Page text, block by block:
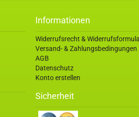
Informationen
Widerrufsrecht &
Versand- & Zahlungsbedingungen
AGB
Datenschutz
Konto erstellen
Sicherheit